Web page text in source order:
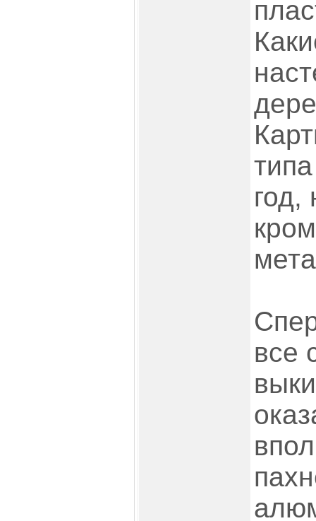
год,
все